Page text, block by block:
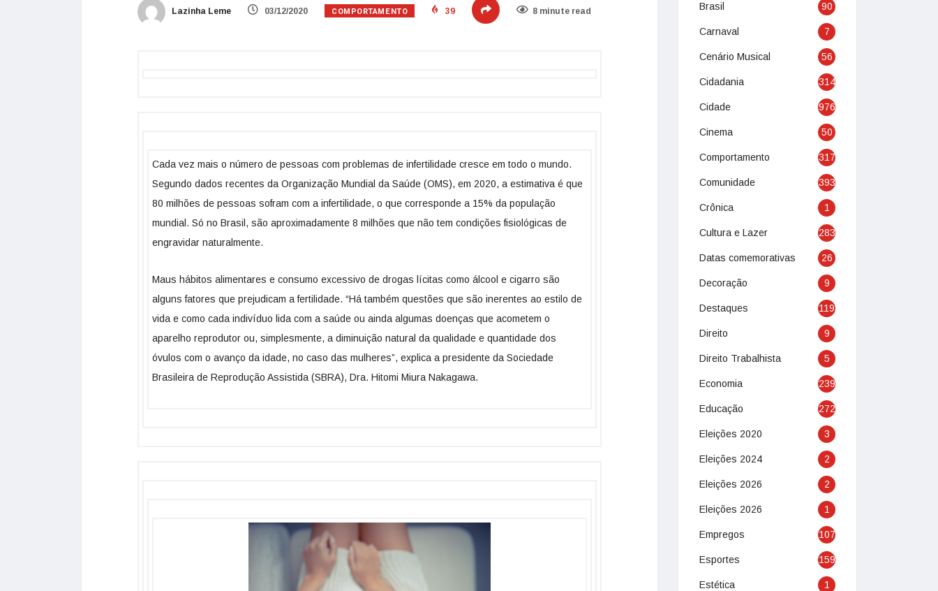
Lazinha Leme 03/12/2020 COMPORTAMENTO 39 8 minute read
Cada vez mais o número de pessoas com problemas de infertilidade cresce em todo o mundo.
Segundo dados recentes da Organização Mundial da Saúde (OMS), em 2020, a estimativa é que
80 milhões de pessoas sofram com a infertilidade, o que corresponde a 15% da população
mundial. Só no Brasil, são aproximadamente 8 milhões que não tem condições fisiológicas de
engravidar naturalmente.
Maus hábitos alimentares e consumo excessivo de drogas lícitas como álcool e cigarro são
alguns fatores que prejudicam a fertilidade. “Há também questões que são inerentes ao estilo de
vida e como cada indivíduo lida com a saúde ou ainda algumas doenças que acometem o
aparelho reprodutor ou, simplesmente, a diminuição natural da qualidade e quantidade dos
óvulos com o avanço da idade, no caso das mulheres”, explica a presidente da Sociedade
Brasileira de Reprodução Assistida (SBRA), Dra. Hitomi Miura Nakagawa.
Brasil 90
Carnaval 7
Cenário Musical 56
Cidadania 314
Cidade 976
Cinema 50
Comportamento 317
Comunidade 393
Crônica 1
Cultura e Lazer 283
Datas comemorativas 26
Decoração 9
Destaques 119
Direito 9
Direito Trabalhista 5
Economia 239
Educação 272
Eleições 2020 3
Eleições 2024 2
Eleições 2026 2
Eleições 2026 1
Empregos 107
Esportes 159
Estética 1